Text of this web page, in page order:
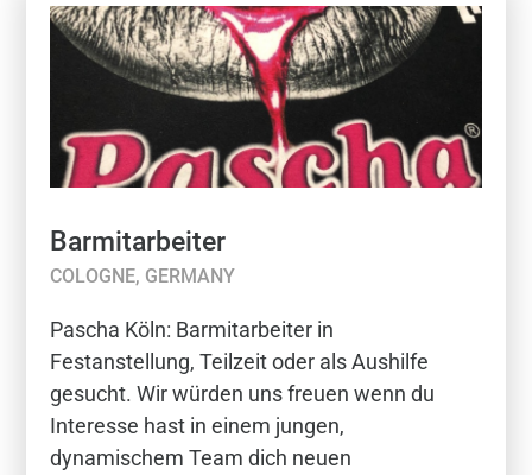
Barmitarbeiter
COLOGNE, GERMANY
Pascha Köln: Barmitarbeiter in
Festanstellung, Teilzeit oder als Aushilfe
gesucht. Wir würden uns freuen wenn du
Interesse hast in einem jungen,
dynamischem Team dich neuen